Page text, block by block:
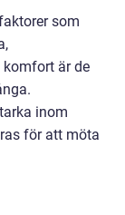
som
komfort är de
inom
för att möta